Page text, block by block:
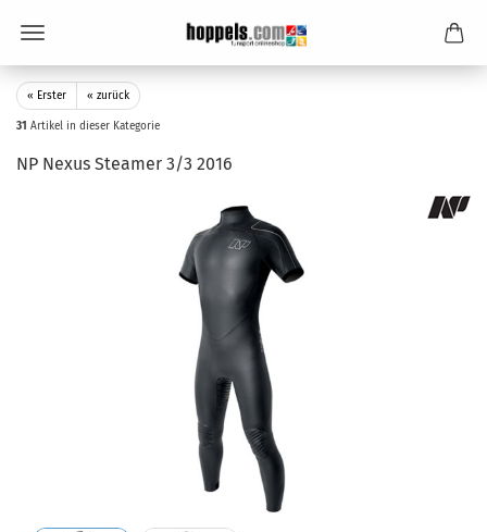
« Erster « zurück
31 Artikel in dieser Kategorie
NP Nexus Steamer 3/3 2016